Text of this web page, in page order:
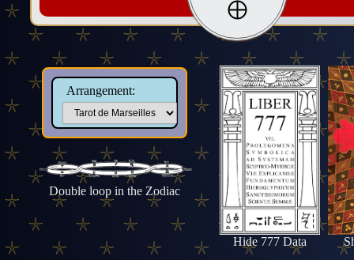
Arrangement:
Double loop in the Zodiac
Hide 777 Data